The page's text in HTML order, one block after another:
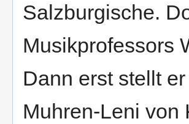
Salzburgische.
Musikprofessors
Dann erst stellt
Muhren-Leni